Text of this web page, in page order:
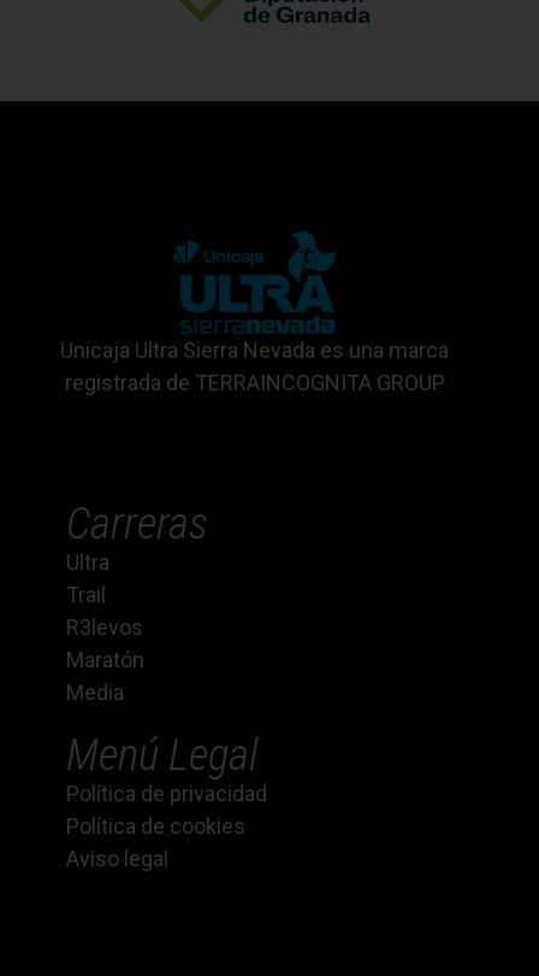
Unicaja Ultra Sierra Nevada es una marca
registrada de TERRAINCOGNITA GROUP
Carreras
Ultra
Trail
R3levos
Maratón
Media
Menú Legal
Política de privacidad
Política de cookies
Aviso legal